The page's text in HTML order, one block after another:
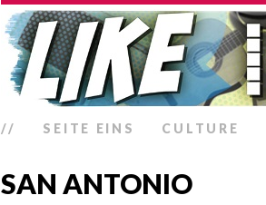
// SEITE EINS CULTURE
SAN ANTONIO